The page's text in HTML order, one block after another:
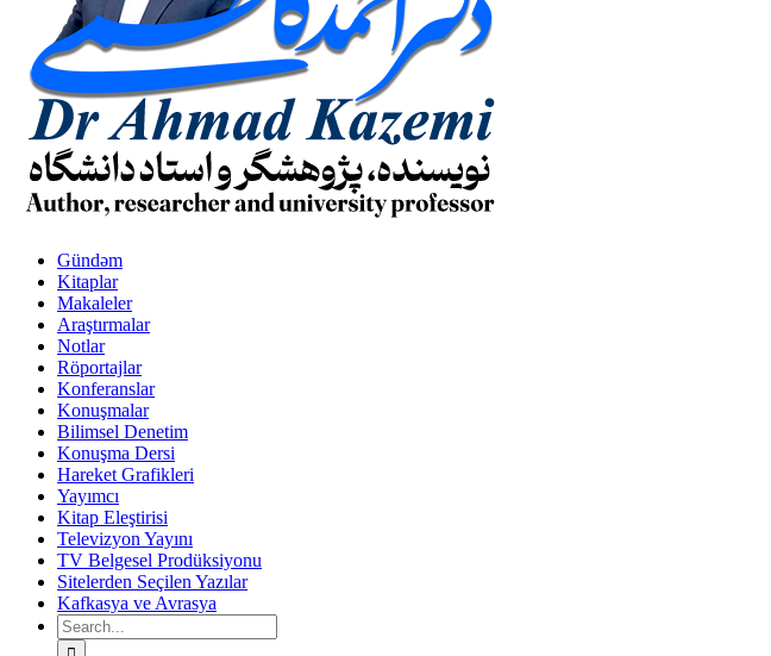
Gündəm
Kitaplar
Makaleler
Araştırmalar
Notlar
Röportajlar
Konferanslar
Konuşmalar
Bilimsel Denetim
Konuşma Dersi
Hareket Grafikleri
Yayımcı
Kitap Eleştirisi
Televizyon Yayını
TV Belgesel Prodüksiyonu
Sitelerden Seçilen Yazılar
Kafkasya ve Avrasya
Search
for: